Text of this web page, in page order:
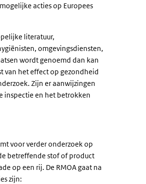
acties op Europees
literatuur,
omgevingsdiensten,
wordt genoemd dan kan
van het effect op gezondheid
Zijn er aanwijzingen
inspectie en het betrokken
voor verder onderzoek op
betreffende stof of product
op een rij. De RMOA gaat na
zijn: